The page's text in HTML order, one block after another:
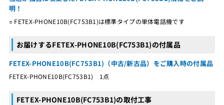
明！
○ FETEX-PHONE10B(FC753B1)は標準タイプの単体電話機です
お届けするFETEX-PHONE10B(FC753B1)の付属品
FETEX-PHONE10B(FC753B1)（中古/新古品）をご購入時の付属品
FETEX-PHONE10B(FC753B1) 1点
FETEX-PHONE10B(FC753B1)の取付工事